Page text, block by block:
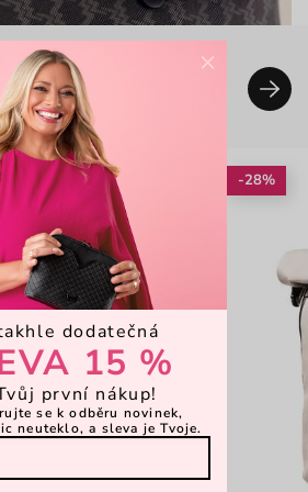
-28%
×
dodatečná
15 %
první nákup!
se k odběru novinek,
neuteklo, a sleva je Tvoje.